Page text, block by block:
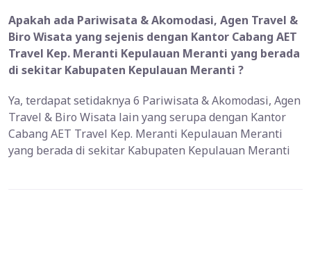
Apakah ada Pariwisata & Akomodasi, Agen Travel &
Biro Wisata yang sejenis dengan Kantor Cabang AET
Travel Kep. Meranti Kepulauan Meranti yang berada
di sekitar Kabupaten Kepulauan Meranti ?
Ya, terdapat setidaknya 6 Pariwisata & Akomodasi, Agen
Travel & Biro Wisata lain yang serupa dengan Kantor
Cabang AET Travel Kep. Meranti Kepulauan Meranti
yang berada di sekitar Kabupaten Kepulauan Meranti